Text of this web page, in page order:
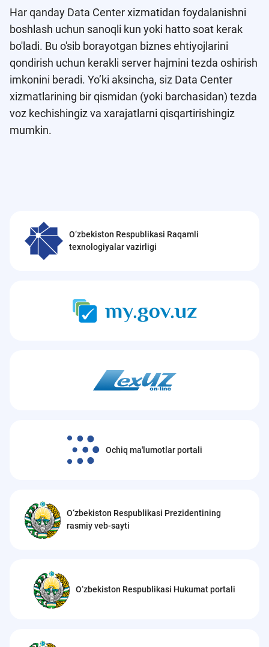
Har qanday Data Center xizmatidan foydalanishni
boshlash uchun sanoqli kun yoki hatto soat kerak
bo'ladi. Bu o'sib borayotgan biznes ehtiyojlarini
qondirish uchun kerakli server hajmini tezda oshirish
imkonini beradi. Yo’ki aksincha, siz Data Center
xizmatlarining bir qismidan (yoki barchasidan) tezda
voz kechishingiz va xarajatlarni qisqartirishingiz
mumkin.
O‘zbekiston Respublikasi Raqamli
texnologiyalar vazirligi
Ochiq ma'lumotlar portali
O‘zbekiston Respublikasi Prezidentining
rasmiy veb-sayti
O‘zbekiston Respublikasi Hukumat portali